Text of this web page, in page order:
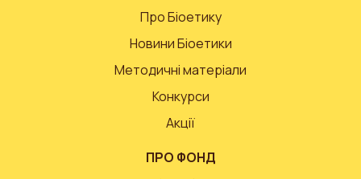
Про Біоетику
Новини Біоетики
Методичні матеріали
Конкурси
Акції
ПРО ФОНД